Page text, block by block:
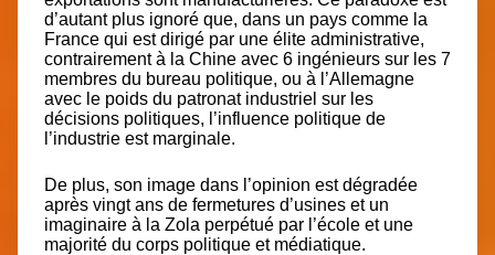
d’autant plus ignoré que, dans un pays comme la
France qui est dirigé par une élite administrative,
contrairement à la Chine avec 6 ingénieurs sur les 7
membres du bureau politique, ou à l’Allemagne
avec le poids du patronat industriel sur les
décisions politiques, l’influence politique de
l’industrie est marginale.
De plus, son image dans l’opinion est dégradée
après vingt ans de fermetures d’usines et un
imaginaire à la Zola perpétué par l’école et une
majorité du corps politique et médiatique.